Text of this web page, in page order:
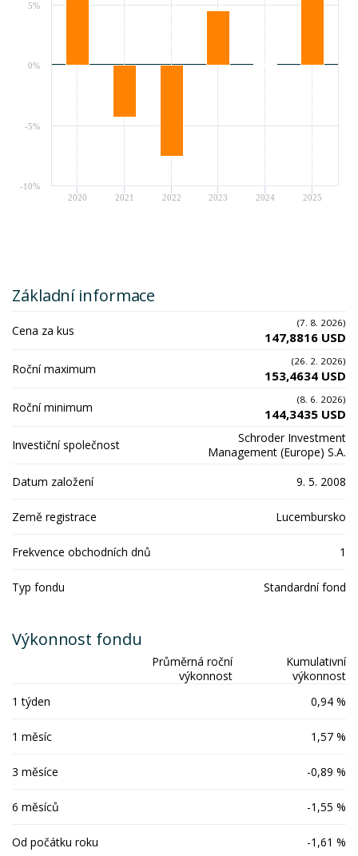
2020 2021 2022 2023 2024 2025
-10%
-5%
0%
5%
Základní informace
Cena za kus (7. 8. 2026)
147,8816 USD
Roční maximum (26. 2. 2026)
153,4634 USD
Roční minimum (8. 6. 2026)
144,3435 USD
Investiční společnost
Schroder Investment
Management (Europe) S.A.
Datum založení
9. 5. 2008
Země registrace Lucembursko
Frekvence obchodních dnů 1
Typ fondu Standardní fond
Výkonnost fondu
Průměrná roční
výkonnost
Kumulativní
výkonnost
1 týden
0,94 %
1 měsíc 1,57 %
3 měsíce -0,89 %
6 měsíců -1,55 %
Od počátku roku -1,61 %